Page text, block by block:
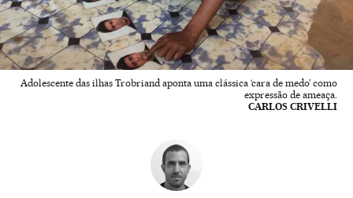
Adolescente das ilhas Trobriand aponta uma clássica ‘cara de medo’ como
expressão de ameaça.
CARLOS CRIVELLI